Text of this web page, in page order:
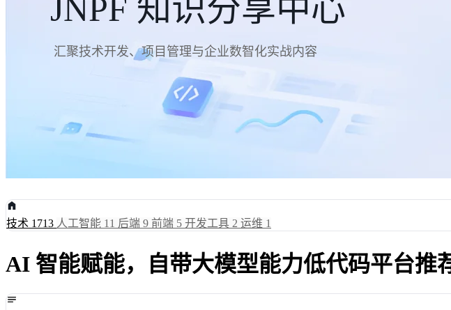
JNPF 知识分享中心
汇聚技术开发、项目管理与企业数智化实战内容
技术 1713 人工智能 11 后端 9 前端 5 开发工具 2 运维 1
AI 智能赋能，自带大模型能力低代码平台推